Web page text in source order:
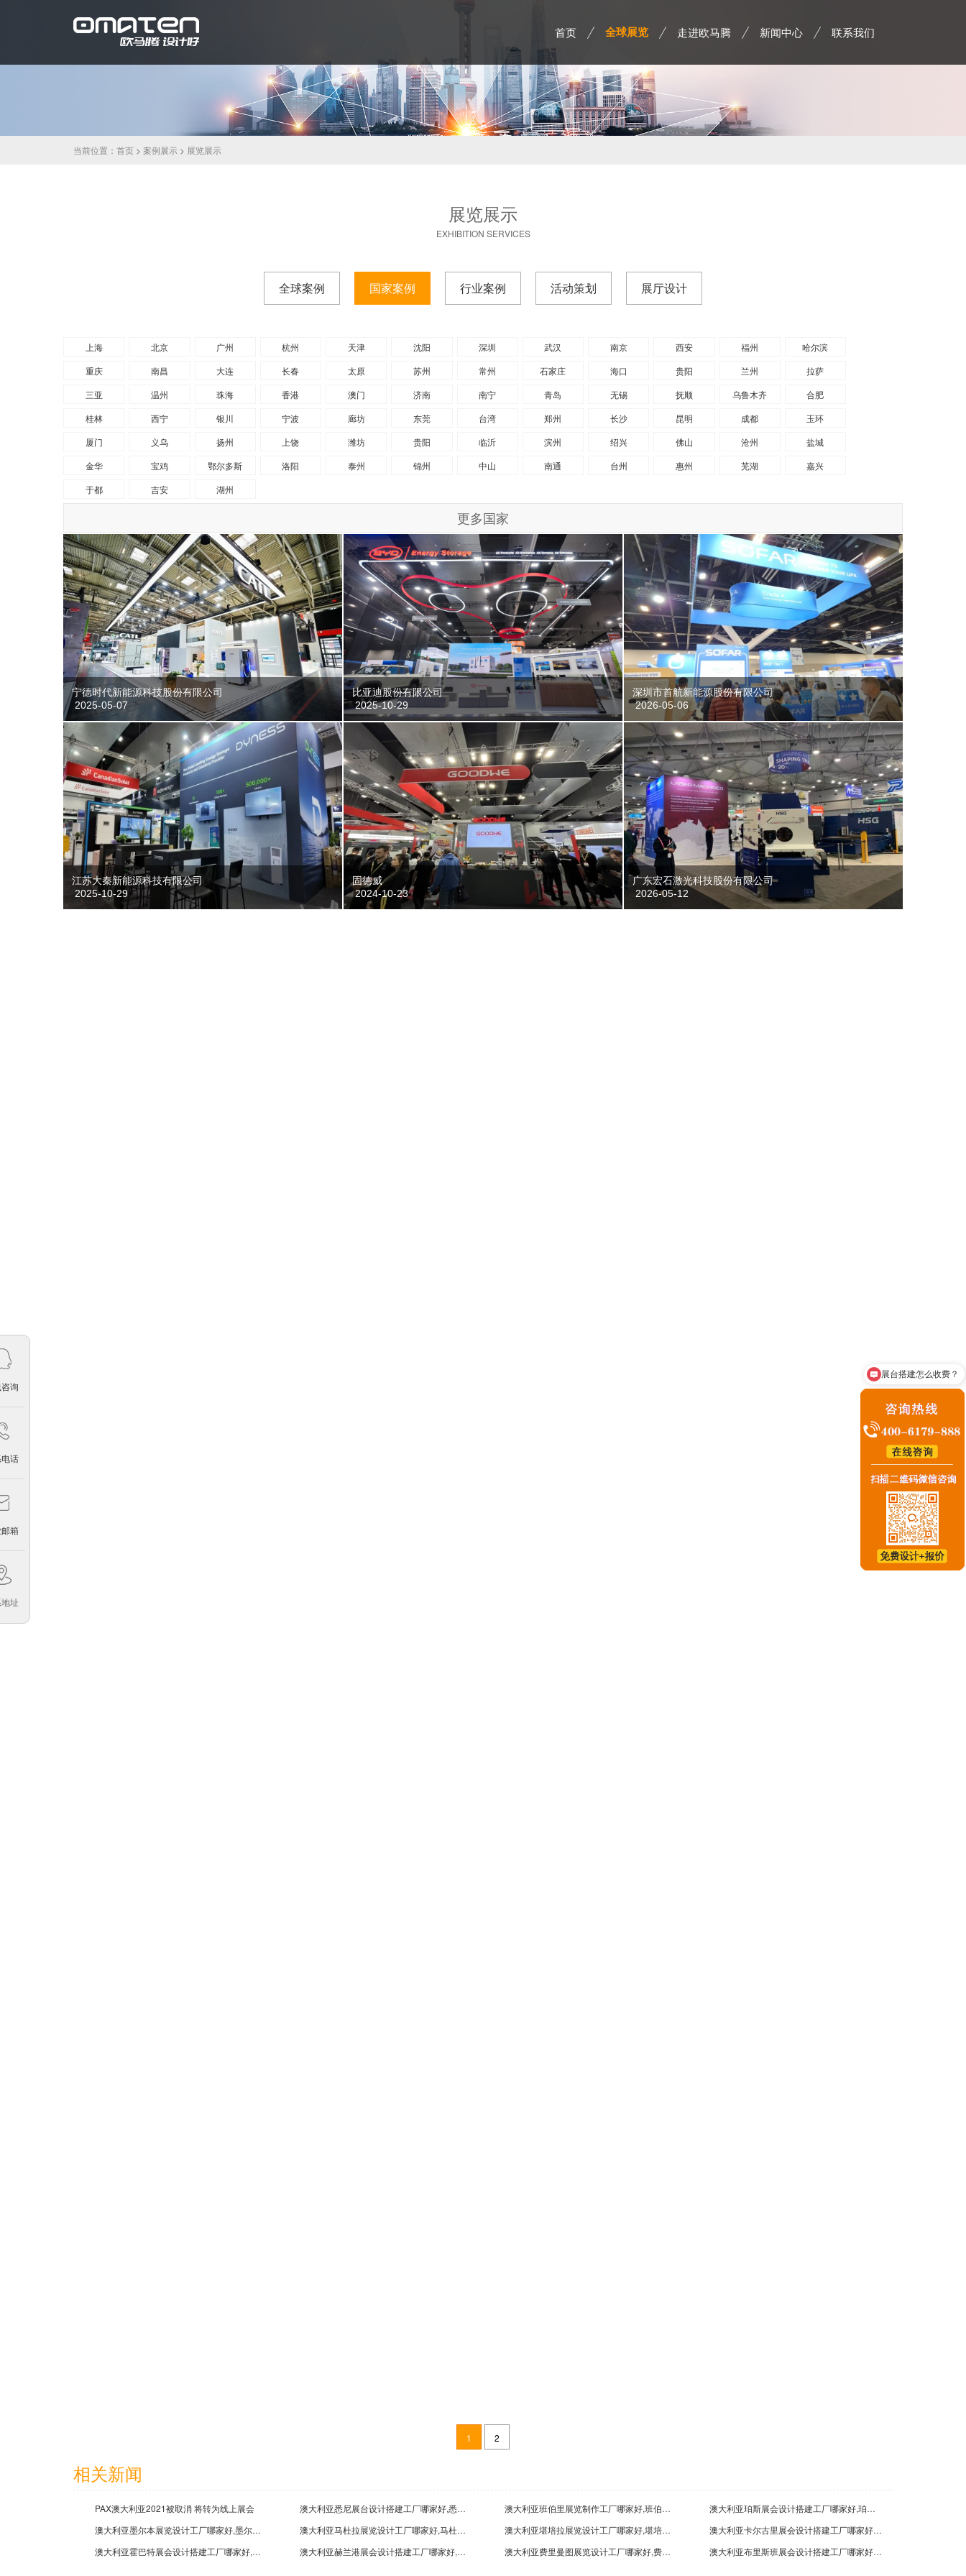
首页 全球展览 走进欧马腾 新闻中心 联系我们
询
话
箱
址
当前位置： 首页 > 案例展示 > 展览展示
展览展示
EXHIBITION SERVICES
全球案例 国家案例 行业案例 活动策划 展厅设计
上海 北京 广州 杭州 天津 沈阳 深圳 武汉 南京 西安 福州
哈尔滨
重庆
南昌 大连 长春 太原 苏州 常州 石家庄 海口 贵阳 兰州
拉萨
三亚
温州 珠海 香港 澳门 济南 南宁 青岛 无锡 抚顺 乌鲁木齐
合肥
桂林
西宁 银川 宁波 廊坊 东莞 台湾 郑州 长沙 昆明 成都
玉环
厦门
义乌 扬州 上饶 潍坊 贵阳 临沂 滨州 绍兴 佛山 沧州
盐城
金华
宝鸡 鄂尔多斯 洛阳 泰州 锦州 中山 南通 台州 惠州 芜湖
嘉兴
于都
吉安 湖州
更多国家
宁德时代新能源科技股份有限公司
2025-05-07
比亚迪股份有限公司
2025-10-29
深圳市首航新能源股份有限公司
2026-05-06
江苏大秦新能源科技有限公司
2025-10-29
固德威
2024-10-23
广东宏石激光科技股份有限公司
2026-05-12
2022-05-04
1 2
相关新闻
PAX澳大利亚2021被取消 将转为线上展会 澳大利亚悉尼展台设计搭建工厂哪家好,悉尼展览制作公司排名 澳大利亚班伯里展览制作工厂哪家好,班伯里展台制作公司排名
澳大利亚珀斯展会设计搭建工厂哪家好,珀斯展览设计公司排名
澳大利亚墨尔本展览设计工厂哪家好,墨尔本展会设计搭建公司排名
澳大利亚马杜拉展览设计工厂哪家好,马杜拉展会设计搭建公司排名 澳大利亚堪培拉展览设计工厂哪家好,堪培拉展会设计搭建公司排名
澳大利亚卡尔古里展会设计搭建工厂哪家好,卡尔古里展览设计公司排名
澳大利亚霍巴特展会设计搭建工厂哪家好,霍巴特展览设计公司排名
澳大利亚赫兰港展会设计搭建工厂哪家好,赫兰港展览设计公司排名 澳大利亚费里曼图展览设计工厂哪家好,费里曼图展会设计搭建公司排名 澳大利亚布里斯班展会设计搭建工厂哪家好,布里斯班展览设计公司排名
咨询展台搭建业务